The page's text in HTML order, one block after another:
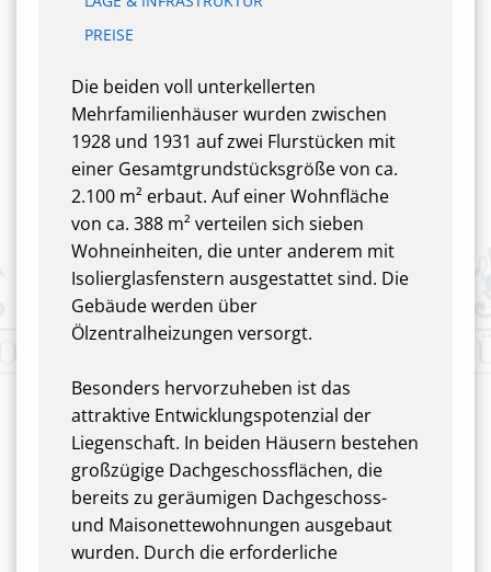
PREISE
Die beiden voll unterkellerten
Mehrfamilienhäuser wurden zwischen
1928 und 1931 auf zwei Flurstücken mit
einer Gesamtgrundstücksgröße von ca.
2.100 m² erbaut. Auf einer Wohnfläche
von ca. 388 m² verteilen sich sieben
Wohneinheiten, die unter anderem mit
Isolierglasfenstern ausgestattet sind. Die
Gebäude werden über
Ölzentralheizungen versorgt.
Besonders hervorzuheben ist das
attraktive Entwicklungspotenzial der
Liegenschaft. In beiden Häusern bestehen
großzügige Dachgeschossflächen, die
bereits zu geräumigen Dachgeschoss-
und Maisonettewohnungen ausgebaut
wurden. Durch die erforderliche